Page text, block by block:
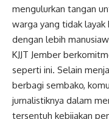
mengulurkan tangan
warga yang tidak layak
dengan lebih
KJJT Jember
seperti ini. Selain
berbagi sembako,
jurnalistiknya dalam
tersentuh kebijakan